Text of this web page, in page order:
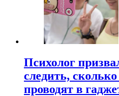
Психолог
следить,
проводят в